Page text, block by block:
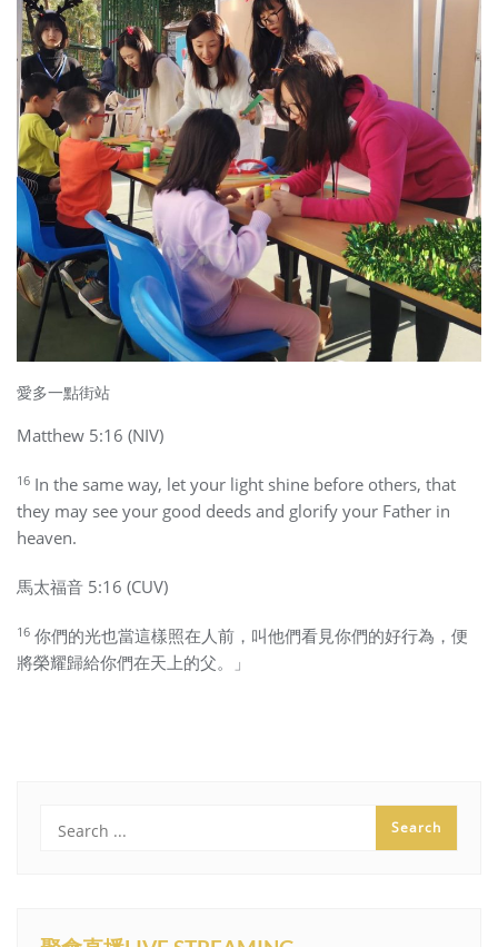
愛多一點街站
Matthew 5:16 (NIV)
16 In the same way, let your light shine before others, that
they may see your good deeds and glorify your Father in
heaven.
馬太福音 5:16 (CUV)
16 你們的光也當這樣照在人前，叫他們看見你們的好行為，便
將榮耀歸給你們在天上的父。」